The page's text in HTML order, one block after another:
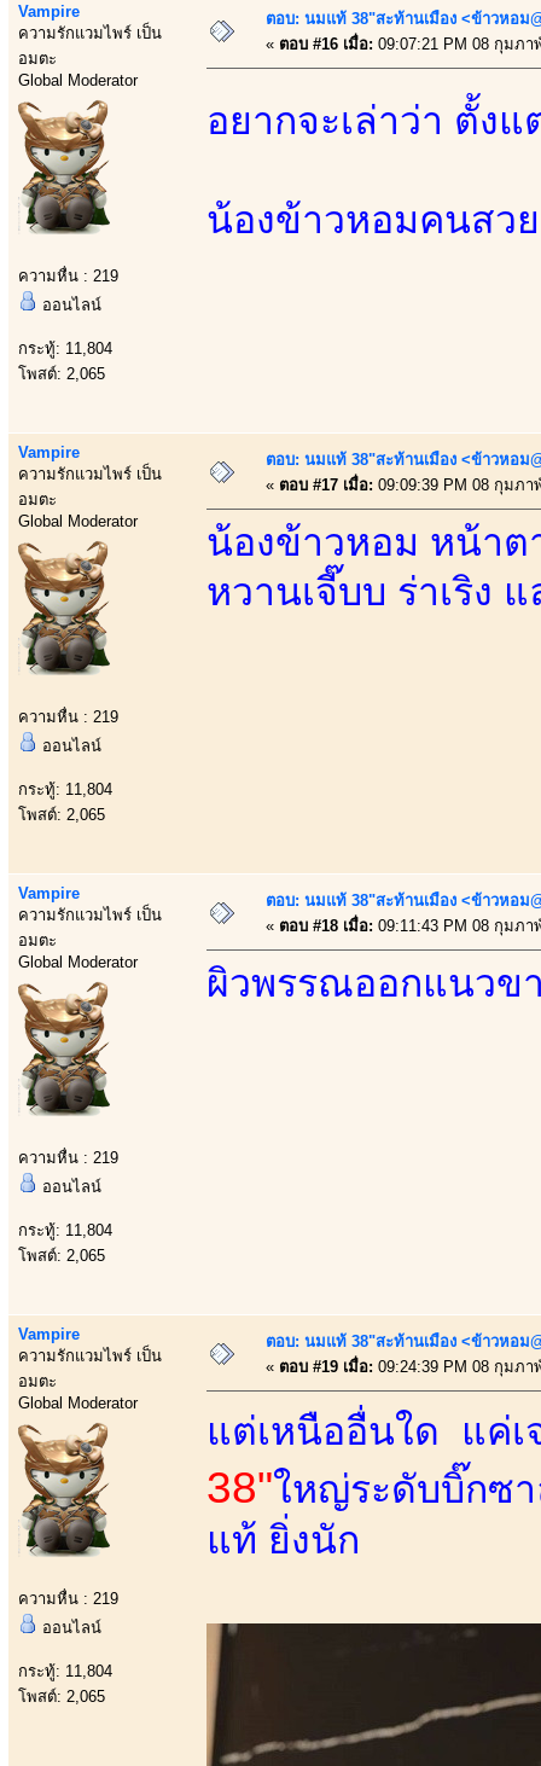
Vampire
ความรักแวมไพร์ เป็น
อมตะ
Global Moderator
ความหื่น : 219
ออนไลน์
กระทู้: 11,804
โพสต์: 2,065
ตอบ: นมแท้ 38"สะท้านเมือง <ข้าวหอม
« ตอบ #16 เมื่อ: 09:07:21 PM 08 กุมภา
อยากจะเล่าว่า ตั้ง
น้องข้าวหอมคนสว
Vampire
ความรักแวมไพร์ เป็น
อมตะ
Global Moderator
ความหื่น : 219
ออนไลน์
กระทู้: 11,804
โพสต์: 2,065
ตอบ: นมแท้ 38"สะท้านเมือง <ข้าวหอม
« ตอบ #17 เมื่อ: 09:09:39 PM 08 กุมภา
น้องข้าวหอม หน้าต
หวานเจี๊บบ ร่าเริง
Vampire
ความรักแวมไพร์ เป็น
อมตะ
Global Moderator
ความหื่น : 219
ออนไลน์
กระทู้: 11,804
โพสต์: 2,065
ตอบ: นมแท้ 38"สะท้านเมือง <ข้าวหอม
« ตอบ #18 เมื่อ: 09:11:43 PM 08 กุมภา
ผิวพรรณออกแนวข
Vampire
ความรักแวมไพร์ เป็น
อมตะ
Global Moderator
ความหื่น : 219
ออนไลน์
กระทู้: 11,804
โพสต์: 2,065
ตอบ: นมแท้ 38"สะท้านเมือง <ข้าวหอม
« ตอบ #19 เมื่อ: 09:24:39 PM 08 กุมภา
แต่เหนืออื่นใด แค่
38"ใหญ่ระดับบิ๊กซ
แท้ ยิ่งนัก